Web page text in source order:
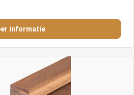
informatie